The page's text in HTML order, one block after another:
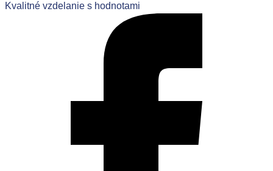
Kvalitné vzdelanie s hodnotami